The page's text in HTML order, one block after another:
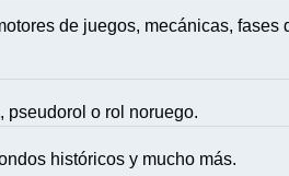
de juegos, mecánicas,
pseudorol o rol noruego.
históricos y mucho más.